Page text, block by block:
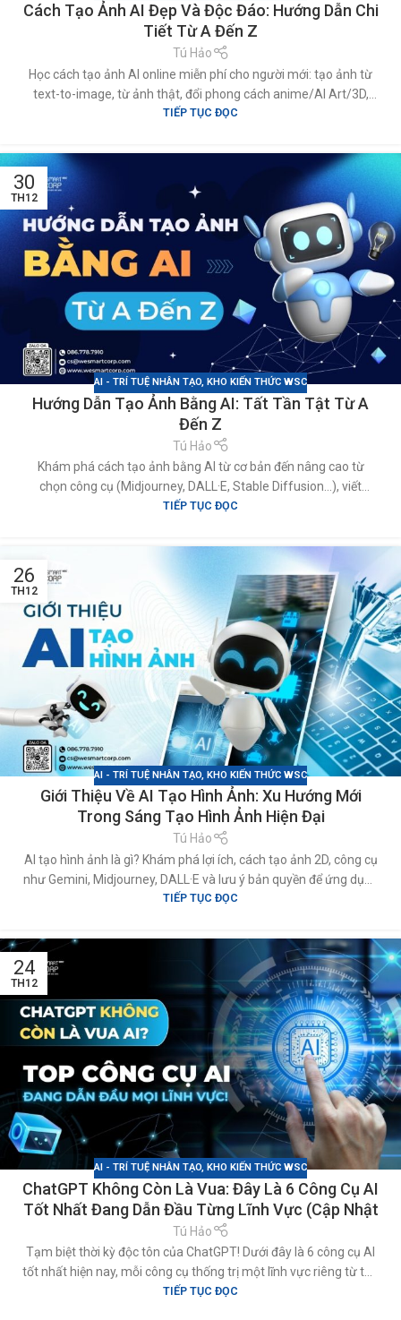
Cách Tạo Ảnh AI Đẹp Và Độc Đáo: Hướng Dẫn Chi
Tiết Từ A Đến Z
Tú Hảo
Học cách tạo ảnh AI online miễn phí cho người mới: tạo ảnh từ
text-to-image, từ ảnh thật, đổi phong cách anime/AI Art/3D,
trend lễ Tết, kèm prompt mẫu và lưu ý bản quyền.
TIẾP TỤC ĐỌC
30
TH12
AI - TRÍ TUỆ NHÂN TẠO, KHO KIẾN THỨC WSC
Hướng Dẫn Tạo Ảnh Bằng AI: Tất Tần Tật Từ A
Đến Z
Tú Hảo
Khám phá cách tạo ảnh bằng AI từ cơ bản đến nâng cao từ
chọn công cụ (Midjourney, DALL·E, Stable Diffusion…), viết
prompt chuẩn, chỉnh sửa ảnh, ứng dụng làm poster/quảng cáo
TIẾP TỤC ĐỌC
26
TH12
AI - TRÍ TUỆ NHÂN TẠO, KHO KIẾN THỨC WSC
Giới Thiệu Về AI Tạo Hình Ảnh: Xu Hướng Mới
Trong Sáng Tạo Hình Ảnh Hiện Đại
Tú Hảo
AI tạo hình ảnh là gì? Khám phá lợi ích, cách tạo ảnh 2D, công cụ
như Gemini, Midjourney, DALL·E và lưu ý bản quyền để ứng dụng
hiệu quả cho marketing
TIẾP TỤC ĐỌC
24
TH12
AI - TRÍ TUỆ NHÂN TẠO, KHO KIẾN THỨC WSC
ChatGPT Không Còn Là Vua: Đây Là 6 Công Cụ AI
Tốt Nhất Đang Dẫn Đầu Từng Lĩnh Vực (Cập Nhật
2026)
Tú Hảo
Tạm biệt thời kỳ độc tôn của ChatGPT! Dưới đây là 6 công cụ AI
tốt nhất hiện nay, mỗi công cụ thống trị một lĩnh vực riêng từ tạo
ảnh, video, đến nghiên cứu và lập kế hoạch. Cập nhật ngay để
TIẾP TỤC ĐỌC